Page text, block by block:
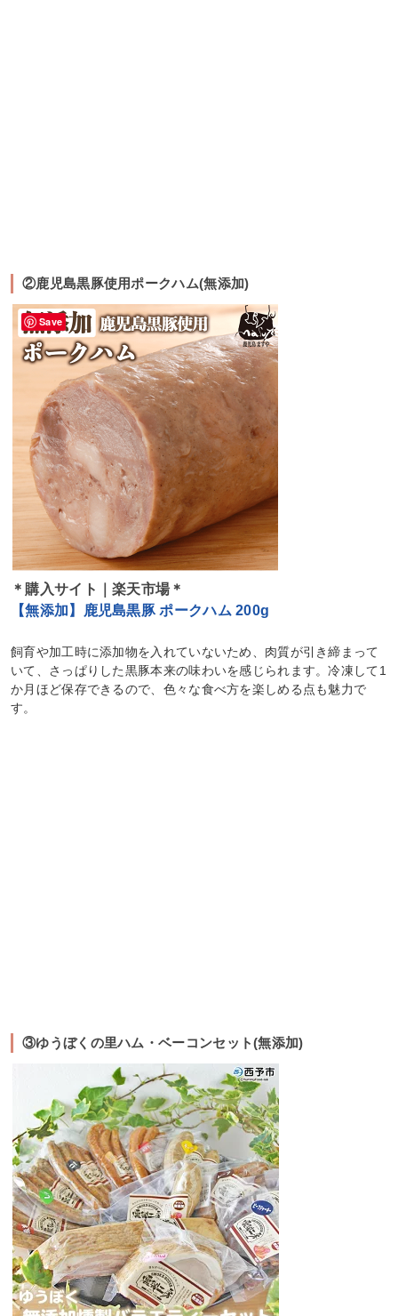
②鹿児島黒豚使用ポークハム(無添加)
＊購入サイト｜楽天市場＊
【無添加】鹿児島黒豚 ポークハム 200g
飼育や加工時に添加物を入れていないため、肉質が引き締まって
いて、さっぱりした黒豚本来の味わいを感じられます。冷凍して1
か月ほど保存できるので、色々な食べ方を楽しめる点も魅力で
す。
③ゆうぼくの里ハム・ベーコンセット(無添加)
Save